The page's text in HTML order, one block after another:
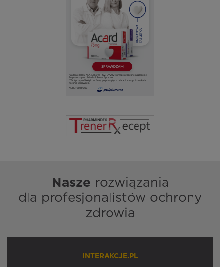
Nasze rozwiązania
dla profesjonalistów ochrony
zdrowia
INTERAKCJE.PL